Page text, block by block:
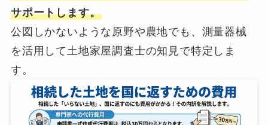
サポートします。
公図しかないような原野や農地でも、測量器械
を活用して土地家屋調査士の知見で特定しま
す。